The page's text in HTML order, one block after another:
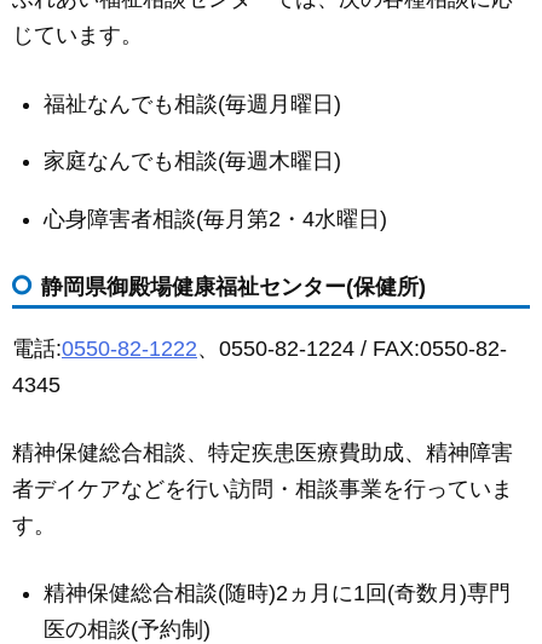
じています。
福祉なんでも相談(毎週月曜日)
家庭なんでも相談(毎週木曜日)
心身障害者相談(毎月第2・4水曜日)
静岡県御殿場健康福祉センター(保健所)
電話:0550-82-1222、0550-82-1224 / FAX:0550-82-
4345
精神保健総合相談、特定疾患医療費助成、精神障害
者デイケアなどを行い訪問・相談事業を行っていま
す。
精神保健総合相談(随時)2ヵ月に1回(奇数月)専門
医の相談(予約制)